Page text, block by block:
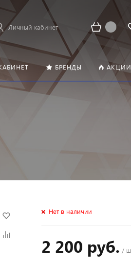
Личный кабинет
БРЕНДЫ АКЦИИ
Нет в наличии
2 200 руб. /